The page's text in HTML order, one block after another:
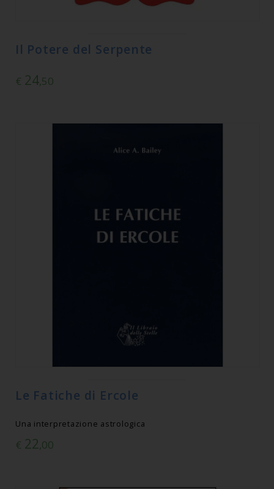
Il Potere del Serpente
€ 24,50
Le Fatiche di Ercole
Una interpretazione astrologica
€ 22,00